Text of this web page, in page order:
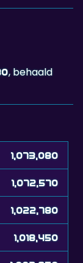
1,072,570
1,022,780
1,018,450
1,002,850